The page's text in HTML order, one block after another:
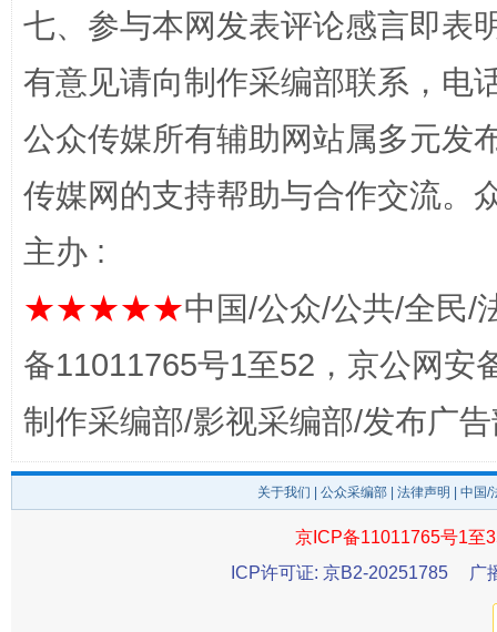
完善运行机制助力责任有效落实 一纸欠
七、参与本网发表评论感言即表
有意见请向制作采编部联系，电
公众传媒所有辅助网站属多元发
传媒网的支持帮助与合作交流。
主办 :
★★★★★中国/公众/公共/全民/
备11011765号1至52，京公网安
制作采编部/影视采编部/发布广
关于我们 公众采编部 法律声明 | 中国
京ICP备11011765号1至
ICP许可证: 京B2-20251785
广